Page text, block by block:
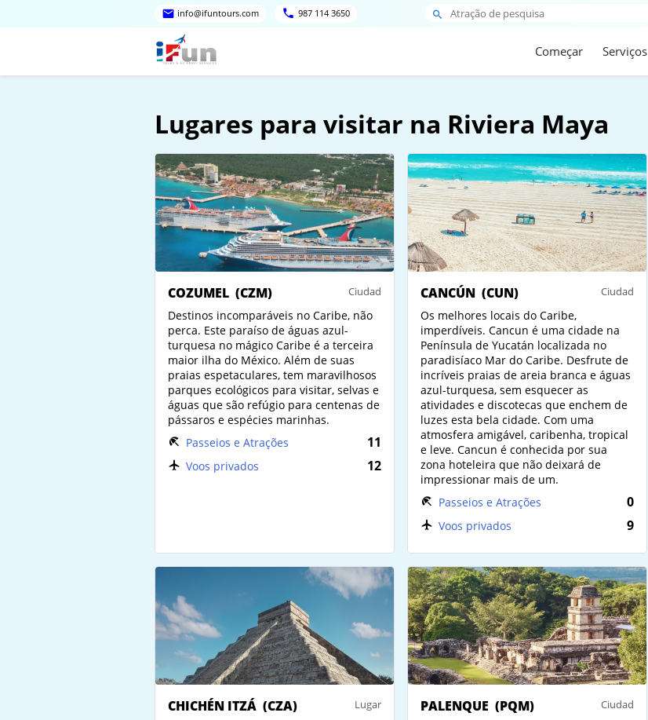
info@ifuntours.com 987 114 3650
Começar Serviços
Lugares para visitar na Riviera Maya
COZUMEL (CZM) Ciudad
Destinos incomparáveis no Caribe, não
perca. Este paraíso de águas azul-
turquesa no mágico Caribe é a terceira
maior ilha do México. Além de suas
praias espetaculares, tem maravilhosos
parques ecológicos para visitar, selvas e
águas que são refúgio para centenas de
pássaros e espécies marinhas.
Passeios e Atrações
11
Voos privados 12
CANCÚN (CUN) Ciudad
Os melhores locais do Caribe,
imperdíveis. Cancun é uma cidade na
Península de Yucatán localizada no
paradisíaco Mar do Caribe. Desfrute de
incríveis praias de areia branca e águas
azul-turquesa, sem esquecer as
atividades e discotecas que enchem de
luzes esta bela cidade. Com uma
atmosfera amigável, caribenha, tropical
e leve. Cancun é conhecida por sua
zona hoteleira que não deixará de
impressionar mais de um.
Passeios e Atrações
0
Voos privados 9
CHICHÉN ITZÁ (CZA) Lugar PALENQUE (PQM) Ciudad